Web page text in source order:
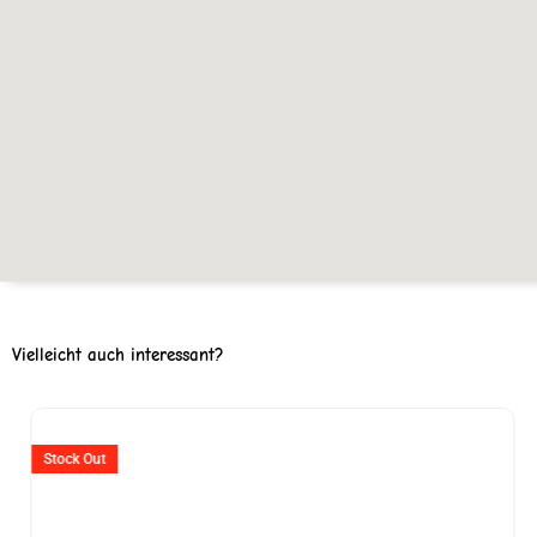
Vielleicht auch interessant?
Stock Out